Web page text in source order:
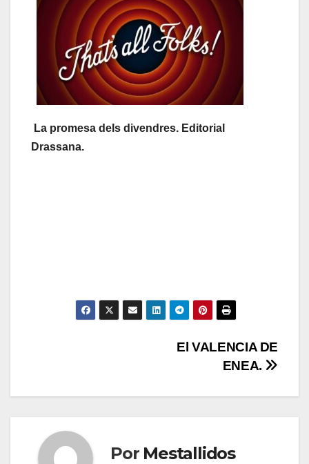
La promesa dels divendres. Editorial
Drassana.
El VALENCIA DE
ENEA.
Por Mestallidos